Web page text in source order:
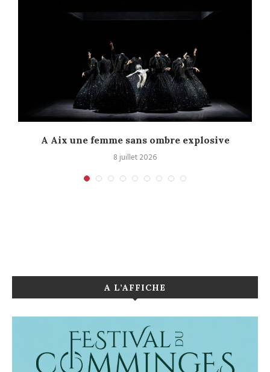
A Aix une femme sans ombre explosive
8 juillet 2026
A L’AFFICHE